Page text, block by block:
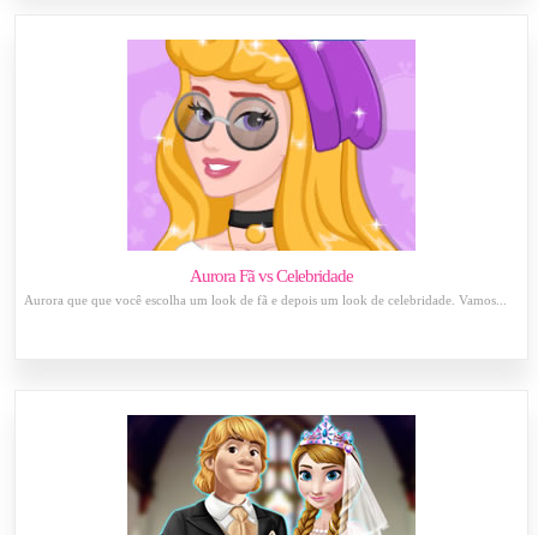
Aurora Fã vs Celebridade
Aurora que que você escolha um look de fã e depois um look de celebridade. Vamos...